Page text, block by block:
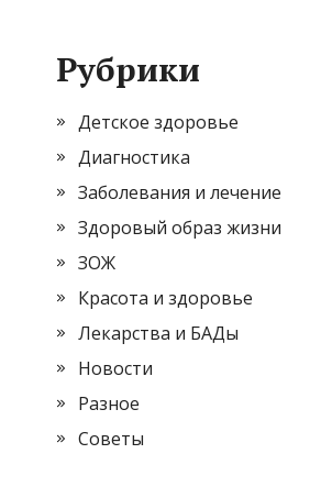
Рубрики
Детское здоровье
Диагностика
Заболевания и лечение
Здоровый образ жизни
ЗОЖ
Красота и здоровье
Лекарства и БАДы
Новости
Разное
Советы